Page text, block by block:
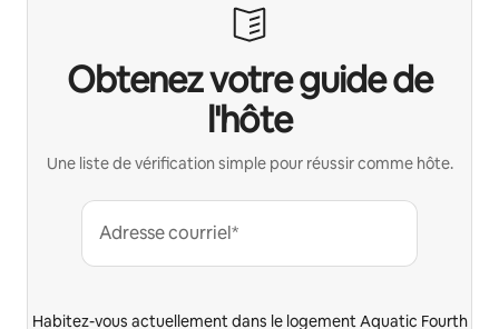
Obtenez votre guide de
l'hôte
Une liste de vérification simple pour réussir comme hôte.
Adresse courriel*
Habitez-vous actuellement dans le logement Aquatic Fourth